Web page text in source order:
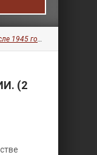
1945 года
(2